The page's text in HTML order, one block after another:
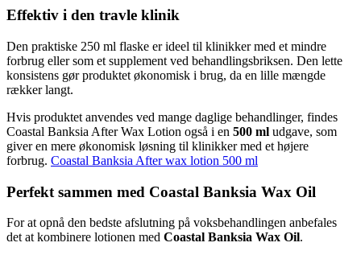
Effektiv i den travle klinik
Den praktiske 250 ml flaske er ideel til klinikker med et mindre
forbrug eller som et supplement ved behandlingsbriksen. Den lette
konsistens gør produktet økonomisk i brug, da en lille mængde
rækker langt.
Hvis produktet anvendes ved mange daglige behandlinger, findes
Coastal Banksia After Wax Lotion også i en 500 ml udgave, som
giver en mere økonomisk løsning til klinikker med et højere
forbrug. Coastal Banksia After wax lotion 500 ml
Perfekt sammen med Coastal Banksia Wax Oil
For at opnå den bedste afslutning på voksbehandlingen anbefales
det at kombinere lotionen med Coastal Banksia Wax Oil.